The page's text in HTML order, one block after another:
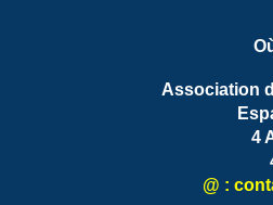
Association
4
@ :